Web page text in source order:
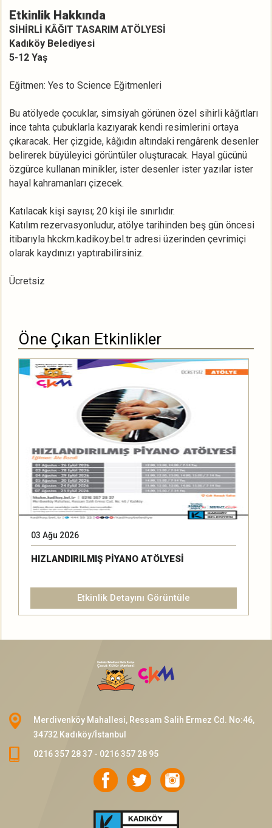
Etkinlik Hakkında
SİHİRLİ KÂĞIT TASARIM ATÖLYESİ
Kadıköy Belediyesi
5-12 Yaş
Eğitmen: Yes to Science Eğitmenleri
Bu atölyede çocuklar, simsiyah görünen özel sihirli kâğıtları
ince tahta çubuklarla kazıyarak kendi resimlerini ortaya
çıkaracak. Her çizgide, kâğıdın altındaki rengârenk desenler
belirerek büyüleyici görüntüler oluşturacak. Hayal gücünü
özgürce kullanan minikler, ister desenler ister yazılar ister
hayal kahramanları çizecek.
Katılacak kişi sayısı; 20 kişi ile sınırlıdır.
Katılım rezervasyonludur, atölye tarihinden beş gün öncesi
itibarıyla hkckm.kadikoy.bel.tr adresi üzerinden çevrimiçi
olarak kaydınızı yaptırabilirsiniz.
Ücretsiz
Öne Çıkan Etkinlikler
03 Ağu 2026
HIZLANDIRILMIŞ PİYANO ATÖLYESİ
Etkinlik Detayını Görüntüle
Merdivenköy Mahallesi, Ressam Salih Ermez Cd. No:46,
34732 Kadıköy/İstanbul
0216 357 28 37 - 0216 357 28 95